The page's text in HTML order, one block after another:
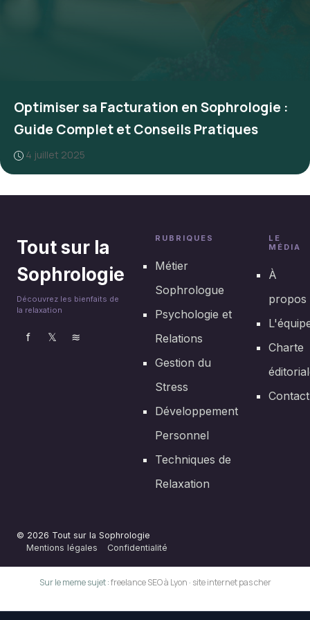
Optimiser sa Facturation en Sophrologie :
Guide Complet et Conseils Pratiques
4 juillet 2025
Tout sur la
Sophrologie
Découvrez les bienfaits de
la relaxation
f 𝕏 ≋
RUBRIQUES
Métier
Sophrologue
Psychologie et
Relations
Gestion du
Stress
Développement
Personnel
Techniques de
Relaxation
LE
MÉDIA
À
propos
Charte
Contact
© 2026 Tout sur la Sophrologie
Mentions légales
Confidentialité
Sur le meme sujet :freelance SEO à Lyon · site internet pas cher